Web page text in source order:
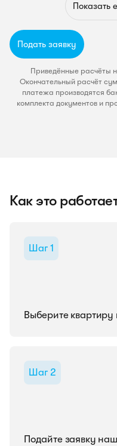
Подать заявку
Приведённые расчёты
Окончательный расчёт
платежа производятся
комплекта документов и
от 115,740 ₽/
Новостройка
Дом.ру банк
Платеж
от 115,740 ₽/
Показать
Как это
Шаг 1
Выберите
Шаг 2
Подайте заявку